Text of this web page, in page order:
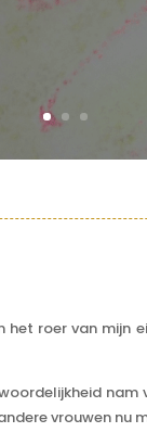
het roer van mijn
nam
vrouwen nu